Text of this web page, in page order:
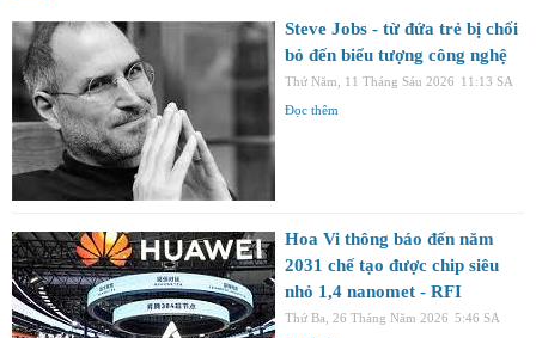
Steve Jobs - từ đứa trẻ bị chối
bỏ đến biểu tượng công nghệ
Thứ Năm, 11 Tháng Sáu 2026 11:13 SA
Đọc thêm
Hoa Vi thông báo đến năm
2031 chế tạo được chip siêu
nhỏ 1,4 nanomet - RFI
Thứ Ba, 26 Tháng Năm 2026 5:46 SA